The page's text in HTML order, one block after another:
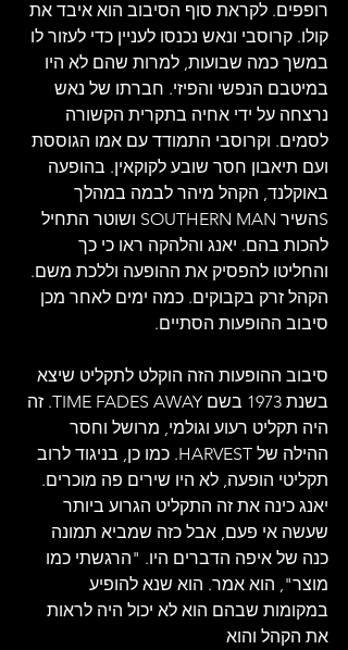
רופפים. לקראת סוף הסיבוב הוא איבד את
קולו. קרוסבי ונאש נכנסו לעניין כדי לעזור לו
במשך כמה שבועות, למרות שהם לא היו
במיטבם הנפשי והפיזי. חברתו של נאש
נרצחה על ידי אחיה בתקרית הקשורה
לסמים. וקרוסבי התמודד עם אמו הגוססת
ועם תיאבון חסר שובע לקוקאין. בהופעה
באוקלנד, הקהל מיהר לבמה במהלך
Sהשיר SOUTHERN MAN ושוטר התחיל
להכות בהם. יאנג והלהקה ראו כי כך
והחליטו להפסיק את ההופעה וללכת משם.
הקהל זרק בקבוקים. כמה ימים לאחר מכן
סיבוב ההופעות הסתיים.
סיבוב ההופעות הזה הוקלט לתקליט שיצא
בשנת 1973 בשם TIME FADES AWAY. זה
היה תקליט רעוע וגולמי, מרושל וחסר
ההילה של HARVEST. כמו כן, בניגוד לרוב
תקליטי הופעה, לא היו שירים פה מוכרים.
יאנג כינה את זה התקליט הגרוע ביותר
שעשה אי פעם, אבל כזה שמביא תמונה
כנה של איפה הדברים היו. "הרגשתי כמו
מוצר", הוא אמר. הוא שנא להופיע
במקומות שבהם הוא לא יכול היה לראות
את הקהל והוא